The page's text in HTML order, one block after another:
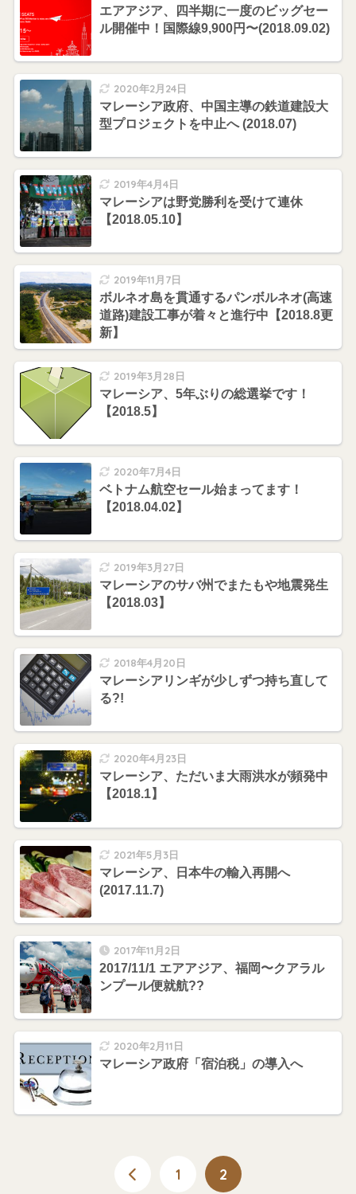
エアアジア、四半期に一度のビッグセー
ル開催中！国際線9,900円〜(2018.09.02)
2020年2月24日
マレーシア政府、中国主導の鉄道建設大
型プロジェクトを中止へ (2018.07)
2019年4月4日
マレーシアは野党勝利を受けて連休
【2018.05.10】
2019年11月7日
ボルネオ島を貫通するパンボルネオ(高速
道路)建設工事が着々と進行中【2018.8更
新】
2019年3月28日
マレーシア、5年ぶりの総選挙です！
【2018.5】
2020年7月4日
ベトナム航空セール始まってます！
【2018.04.02】
2019年3月27日
マレーシアのサバ州でまたもや地震発生
【2018.03】
2018年4月20日
マレーシアリンギが少しずつ持ち直して
る?!
2020年4月23日
マレーシア、ただいま大雨洪水が頻発中
【2018.1】
2021年5月3日
マレーシア、日本牛の輸入再開へ
(2017.11.7)
2017年11月2日
2017/11/1 エアアジア、福岡〜クアラル
ンプール便就航??
2020年2月11日
マレーシア政府「宿泊税」の導入へ
1 2